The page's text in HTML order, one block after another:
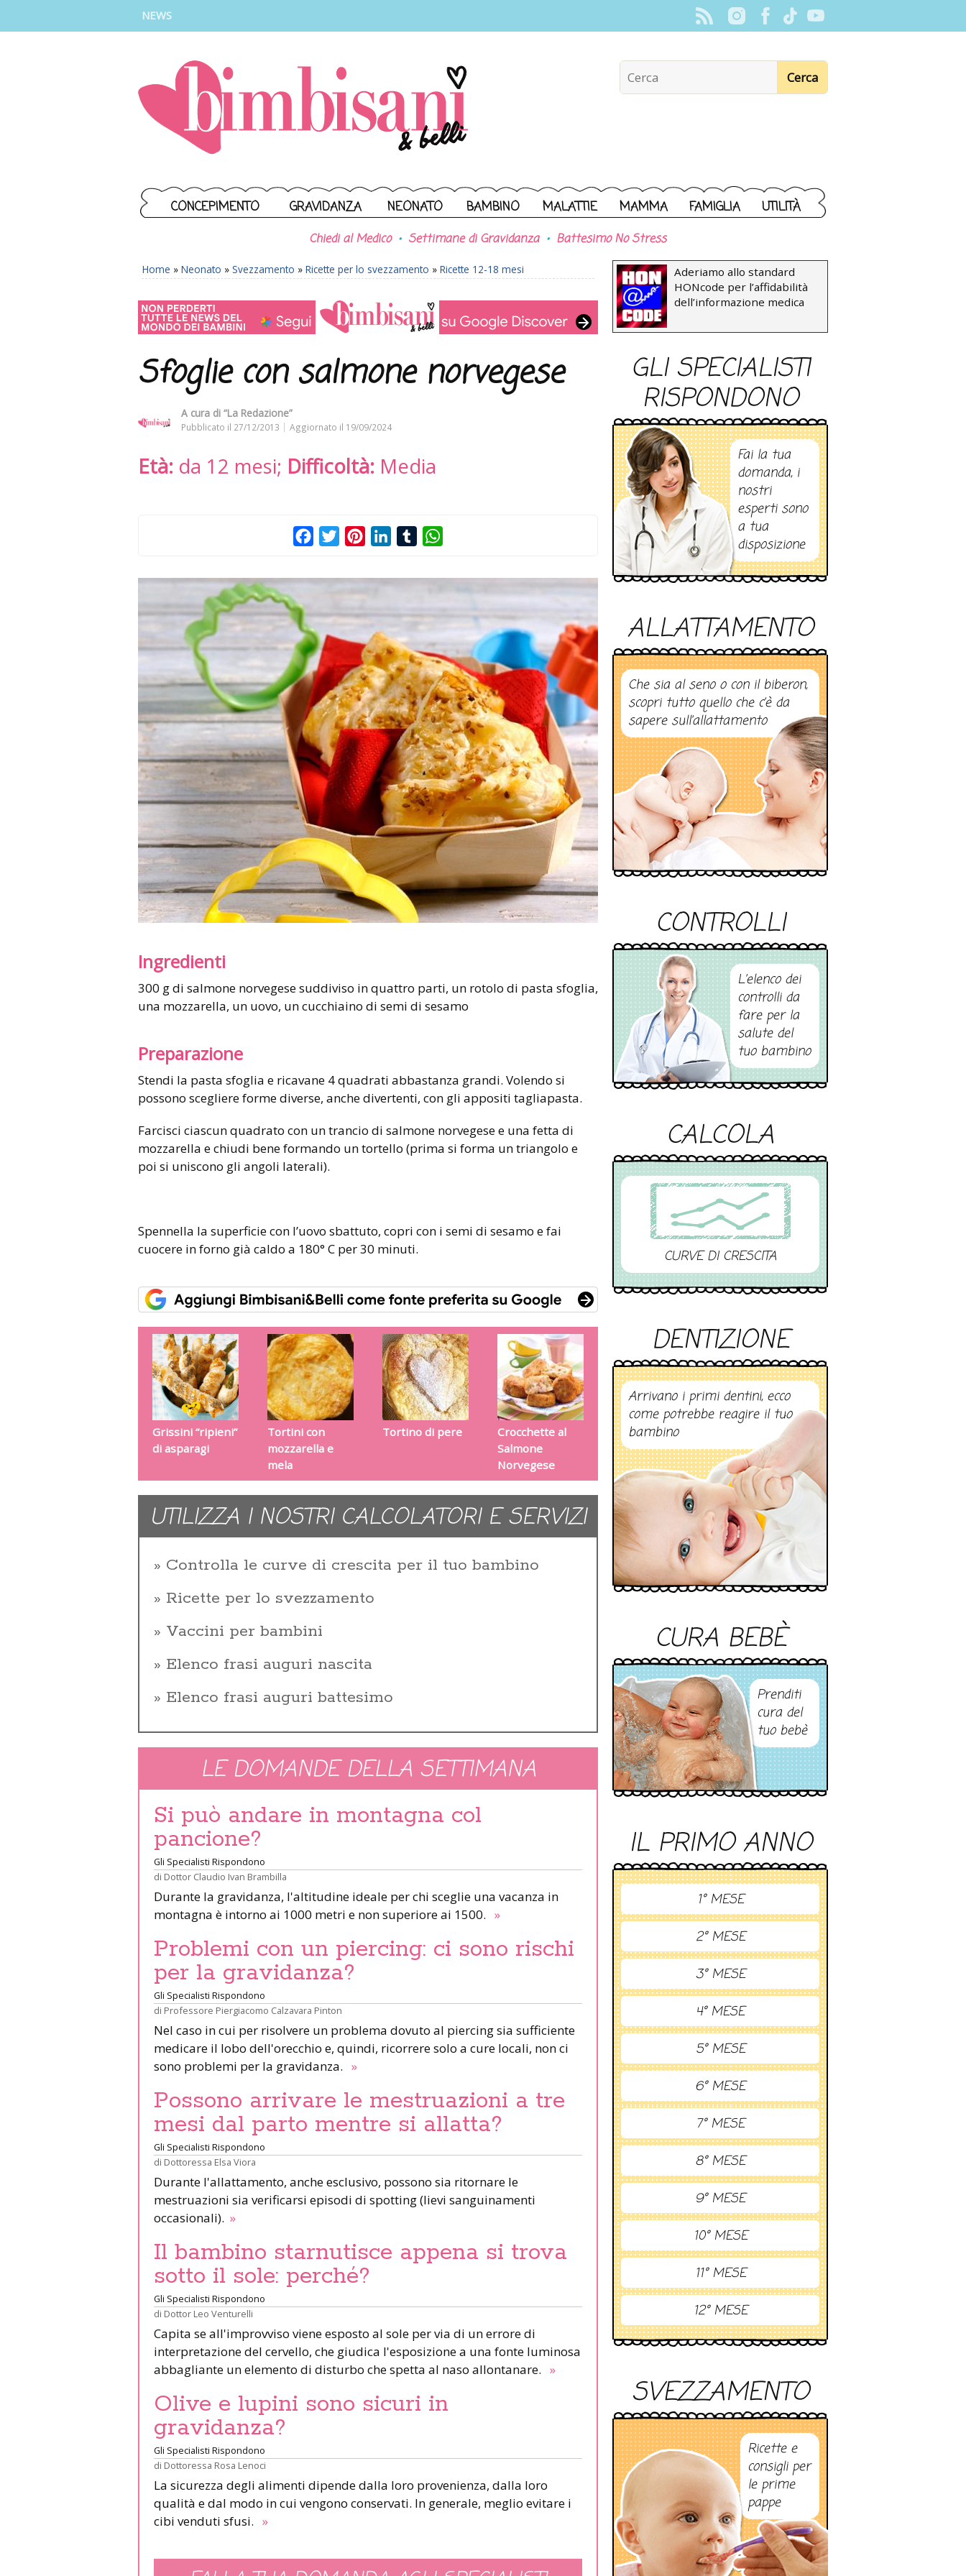
NEWS
CONCEPIMENTO GRAVIDANZA NEONATO BAMBINO MALATTIE MAMMA FAMIGLIA UTILITÀ
Chiedi al Medico Settimane di Gravidanza Battesimo No Stress
Home » Neonato » Svezzamento » Ricette per lo svezzamento » Ricette 12-18 mesi
Sfoglie con salmone norvegese
A cura di “La Redazione”
Pubblicato il 27/12/2013 Aggiornato il 19/09/2024
Età: da 12 mesi; Difficoltà: Media
FacebookTwitterPinterestLinkedInTumblr
Ingredienti
300 g di salmone norvegese suddiviso in quattro parti, un rotolo di pasta sfoglia,
una mozzarella, un uovo, un cucchiaino di semi di sesamo
Preparazione
Stendi la pasta sfoglia e ricavane 4 quadrati abbastanza grandi. Volendo si
possono scegliere forme diverse, anche divertenti, con gli appositi tagliapasta.
Farcisci ciascun quadrato con un trancio di salmone norvegese e una fetta di
mozzarella e chiudi bene formando un tortello (prima si forma un triangolo e
poi si uniscono gli angoli laterali).
Spennella la superficie con l’uovo sbattuto, copri con i semi di sesamo e fai
cuocere in forno già caldo a 180° C per 30 minuti.
Grissini “ripieni”
di asparagi
Tortini con
mozzarella e
mela
Tortino di pere
Crocchette al
Salmone
Norvegese
UTILIZZA I NOSTRI CALCOLATORI E SERVIZI
Controlla le curve di crescita per il tuo bambino
Ricette per lo svezzamento
Vaccini per bambini
Elenco frasi auguri nascita
Elenco frasi auguri battesimo
LE DOMANDE DELLA SETTIMANA
Si può andare in montagna col
pancione?
Gli Specialisti Rispondono
di Dottor Claudio Ivan Brambilla
Durante la gravidanza, l'altitudine ideale per chi sceglie una vacanza in
montagna è intorno ai 1000 metri e non superiore ai 1500. »
Problemi con un piercing: ci sono rischi
per la gravidanza?
Gli Specialisti Rispondono
di Professore Piergiacomo Calzavara Pinton
Nel caso in cui per risolvere un problema dovuto al piercing sia sufficiente
medicare il lobo dell'orecchio e, quindi, ricorrere solo a cure locali, non ci
sono problemi per la gravidanza. »
Possono arrivare le mestruazioni a tre
mesi dal parto mentre si allatta?
Gli Specialisti Rispondono
di Dottoressa Elsa Viora
Durante l'allattamento, anche esclusivo, possono sia ritornare le
mestruazioni sia verificarsi episodi di spotting (lievi sanguinamenti
occasionali). »
Il bambino starnutisce appena si trova
sotto il sole: perché?
Gli Specialisti Rispondono
di Dottor Leo Venturelli
Capita se all'improvviso viene esposto al sole per via di un errore di
interpretazione del cervello, che giudica l'esposizione a una fonte luminosa
abbagliante un elemento di disturbo che spetta al naso allontanare. »
Olive e lupini sono sicuri in
gravidanza?
Gli Specialisti Rispondono
di Dottoressa Rosa Lenoci
La sicurezza degli alimenti dipende dalla loro provenienza, dalla loro
qualità e dal modo in cui vengono conservati. In generale, meglio evitare i
cibi venduti sfusi. »
Aderiamo allo standard
HONcode per l’affidabilità
dell’informazione medica
GLI SPECIALISTI
RISPONDONO
Fai la tua
domanda, i
nostri
esperti sono
a tua
disposizione
ALLATTAMENTO
Che sia al seno o con il biberon,
scopri tutto quello che c’è da
sapere sull’allattamento
CONTROLLI
L’elenco dei
controlli da
fare per la
salute del
tuo bambino
CALCOLA
CURVE DI CRESCITA
DENTIZIONE
Arrivano i primi dentini, ecco
come potrebbe reagire il tuo
bambino
CURA BEBÈ
Prenditi
cura del
tuo bebè
IL PRIMO ANNO
1° MESE
2° MESE
3° MESE
4° MESE
5° MESE
6° MESE
7° MESE
8° MESE
9° MESE
10° MESE
11° MESE
12° MESE
SVEZZAMENTO
Ricette e
consigli per
le prime
pappe